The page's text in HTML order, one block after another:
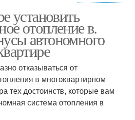
отоплением
Отопление в квартирах
установить
отопление в.
автономного
отказываться от
в многоквартирном
тех достоинств, которые вам
система отопления в